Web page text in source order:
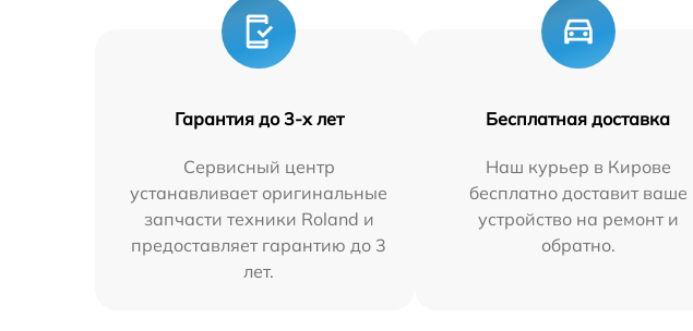
Гарантия до 3-х лет
Сервисный центр
устанавливает оригинальные
запчасти техники Roland и
предоставляет гарантию до 3
лет.
Бесплатная доставка
Наш курьер в Кирове
бесплатно доставит ваше
устройство на ремонт и
обратно.